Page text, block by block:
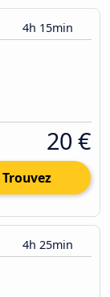
4h 15min
20 €
Trouvez
4h 25min